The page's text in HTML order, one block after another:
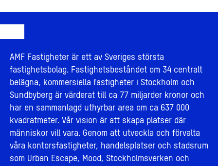
AMF Fastigheter är ett av Sveriges största
fastighetsbolag. Fastighetsbeståndet om 34 centralt
belägna, kommersiella fastigheter i Stockholm och
Sundbyberg är värderat till ca 77 miljarder kronor och
har en sammanlagd uthyrbar area om ca 637 000
kvadratmeter. Vår vision är att skapa platser där
människor vill vara. Genom att utveckla och förvalta
våra kontorsfastigheter, handelsplatser och stadsrum
som Urban Escape, Mood, Stockholmsverken och